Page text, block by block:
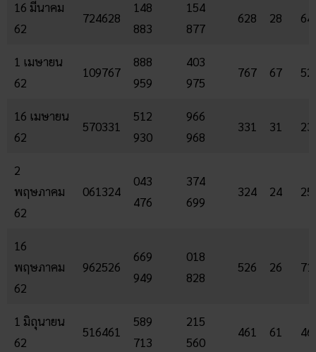
16 มีนาคม
62
724628
148
883
154
877
628 28 64
1 เมษายน
62
109767
888
959
403
975
767 67 52
16 เมษายน
62
570331
512
930
966
968
331 31 23
2
พฤษภาคม
62
061324
043
476
374
699
324 24 25
16
พฤษภาคม
62
962526
669
949
018
828
526 26 71
1 มิถุนายน
62
516461
589
713
215
560
461 61 46